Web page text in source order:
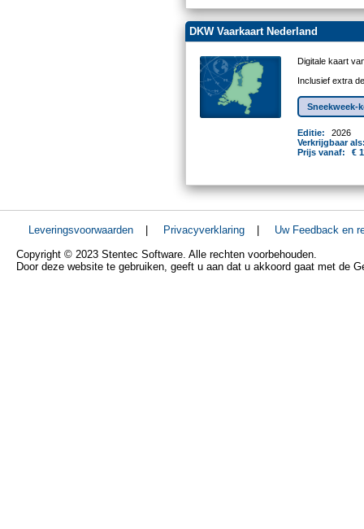
DKW Vaarkaart Nederland
Digitale kaart
Inclusief extra
Sneekweek-
Editie:
2026
Verkrijgbaar
Prijs vanaf:
€
Leveringsvoorwaarden | Privacyverklaring |
Uw Feedback en
Copyright © 2023 Stentec Software. Alle rechten voorbehouden.
Door deze website te gebruiken, geeft u aan dat u akkoord gaat met de